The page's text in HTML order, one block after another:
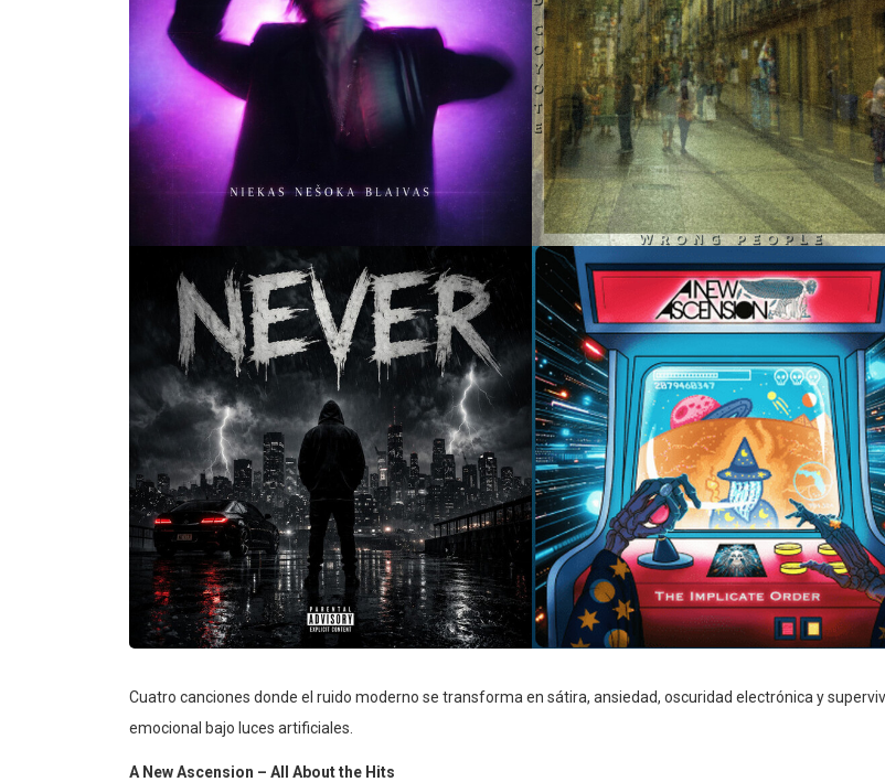
Cuatro canciones donde el ruido moderno se transforma en sátira, ansiedad, oscuridad electrónica y
emocional bajo luces artificiales.
A New Ascension – All About the Hits